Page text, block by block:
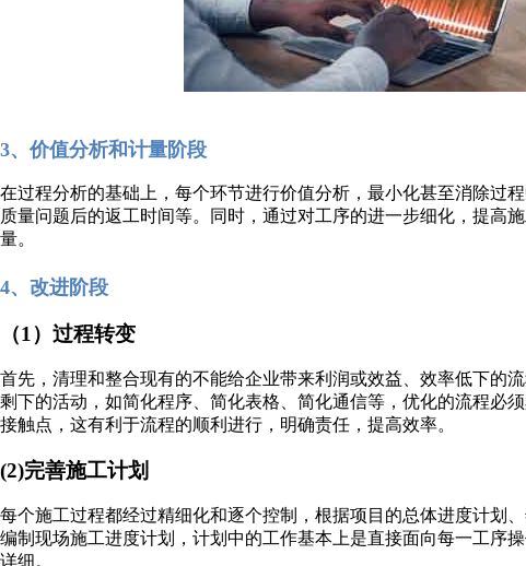
3、价值分析和计量阶段
在过程分析的基础上，每个环节进行价值分析，最小化甚至消除过
质量问题后的返工时间等。同时，通过对工序的进一步细化，提高
量。
4、改进阶段
（1）过程转变
首先，清理和整合现有的不能给企业带来利润或效益、效率低下的
剩下的活动，如简化程序、简化表格、简化通信等，优化的流程必
接触点，这有利于流程的顺利进行，明确责任，提高效率。
(2)完善施工计划
每个施工过程都经过精细化和逐个控制，根据项目的总体进度计划
编制现场施工进度计划，计划中的工作基本上是直接面向每一工序
详细。